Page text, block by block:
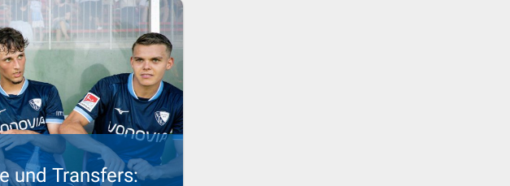
und Transfers: